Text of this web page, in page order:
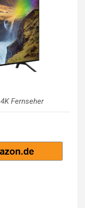
Fernseher